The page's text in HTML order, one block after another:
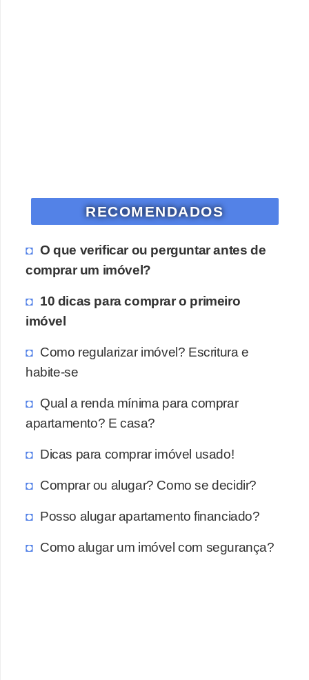
RECOMENDADOS
O que verificar ou perguntar antes de
comprar um imóvel?
10 dicas para comprar o primeiro
imóvel
Como regularizar imóvel? Escritura e
habite-se
Qual a renda mínima para comprar
apartamento? E casa?
Dicas para comprar imóvel usado!
Comprar ou alugar? Como se decidir?
Posso alugar apartamento financiado?
Como alugar um imóvel com segurança?